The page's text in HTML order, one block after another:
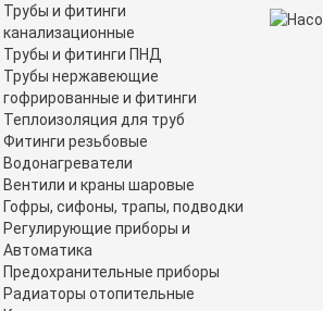
Трубы и фитинги
канализационные
Трубы и фитинги ПНД
Трубы нержавеющие
гофрированные и фитинги
Теплоизоляция для труб
Фитинги резьбовые
Водонагреватели
Вентили и краны шаровые
Гофры, сифоны, трапы, подводки
Регулирующие приборы и
Автоматика
Предохранительные приборы
Радиаторы отопительные